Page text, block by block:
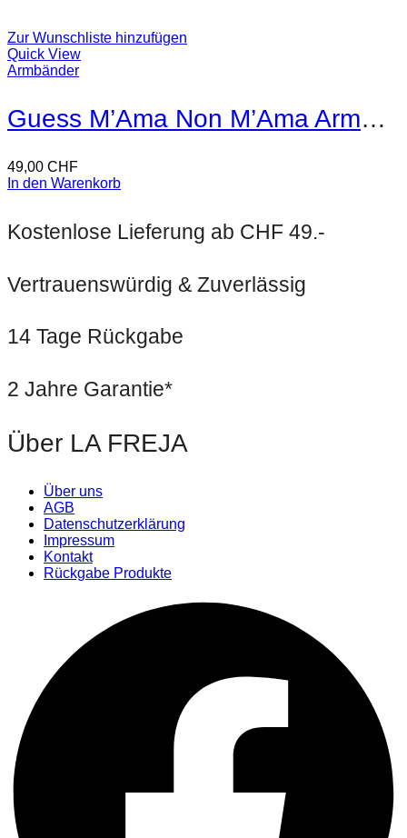
Zur Wunschliste hinzufügen
Quick View
Armbänder
Guess M’Ama Non M’Ama Armband
49,00 CHF
In den Warenkorb
Kostenlose Lieferung ab CHF 49.-
Vertrauenswürdig & Zuverlässig
14 Tage Rückgabe
2 Jahre Garantie*
Über LA FREJA
Über uns
AGB
Datenschutzerklärung
Impressum
Kontakt
Rückgabe Produkte